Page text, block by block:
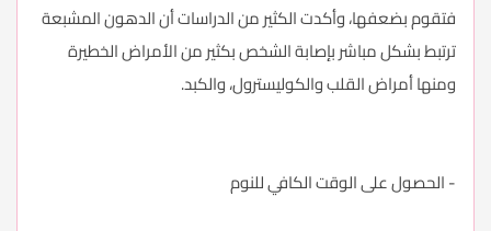
فتقوم بضعفها، وأكدت الكثير من الدراسات أن الدهون المشبعة
ترتبط بشكل مباشر بإصابة الشخص بكثير من الأمراض الخطيرة
ومنها أمراض القلب والكوليسترول، والكبد.
- الحصول على الوقت الكافي للنوم